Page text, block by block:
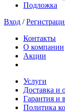
Подложка
Вход /
Контакты
О компании
Акции
Услуги
Доставка и
Гарантия и
Политика